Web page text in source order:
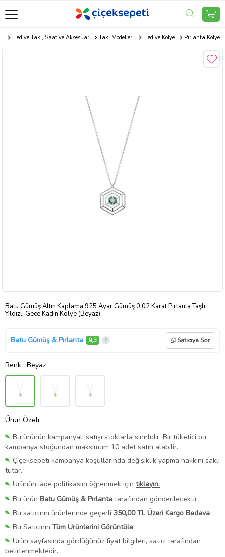
Hediye Takı, Saat ve Aksesuar Takı Modelleri Hediye Kolye Pırlanta Kolye
Batu Gümüş Altın Kaplama 925 Ayar Gümüş 0,02 Karat Pırlanta Taşlı
Yıldızlı Gece Kadın Kolye (Beyaz)
Batu Gümüş & Pırlanta 9,3 Satıcıya Sor
Renk : Beyaz
Ürün Özeti
Bu ürünün kampanyalı satışı stoklarla sınırlıdır. Bir tüketici bu
kampanya stoğundan maksimum 10 adet satın alabilir.
Çiçeksepeti kampanya koşullarında değişiklik yapma hakkını saklı
tutar.
Ürünün iade politikasını öğrenmek için tıklayın.
Bu ürün Batu Gümüş & Pırlanta tarafından gönderilecektir.
Bu satıcının ürünlerinde geçerli 350,00 TL Üzeri Kargo Bedava
Bu Satıcının Tüm Ürünlerini Görüntüle
Ürün sayfasında gördüğünüz fiyat bilgileri, satıcı tarafından
belirlenmektedir.